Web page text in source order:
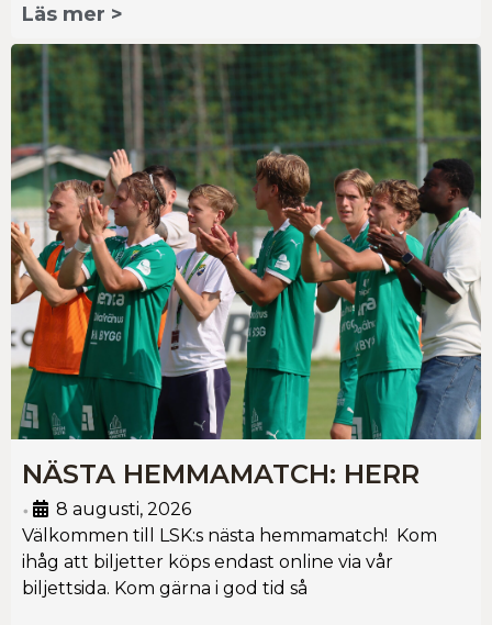
Läs mer >
NÄSTA HEMMAMATCH: HERR
•
8 augusti, 2026
Välkommen till LSK:s nästa hemmamatch! Kom
ihåg att biljetter köps endast online via vår
biljettsida. Kom gärna i god tid så